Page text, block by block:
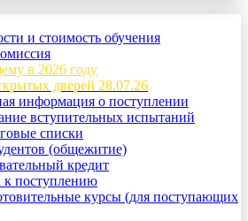
и стоимость обучения
в 2026 году
дверей 28.07.26
информация о поступлении
вступительных испытаний
списки
(общежитие)
кредит
к поступлению
курсы (для поступающих